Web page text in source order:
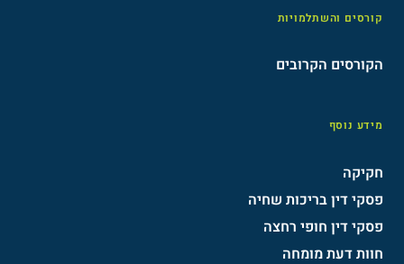
קורסים והשתלמויות
הקורסים הקרובים
מידע נוסף
חקיקה
פסקי דין בריכות שחיה
פסקי דין חופי רחצה
חוות דעת מומחה